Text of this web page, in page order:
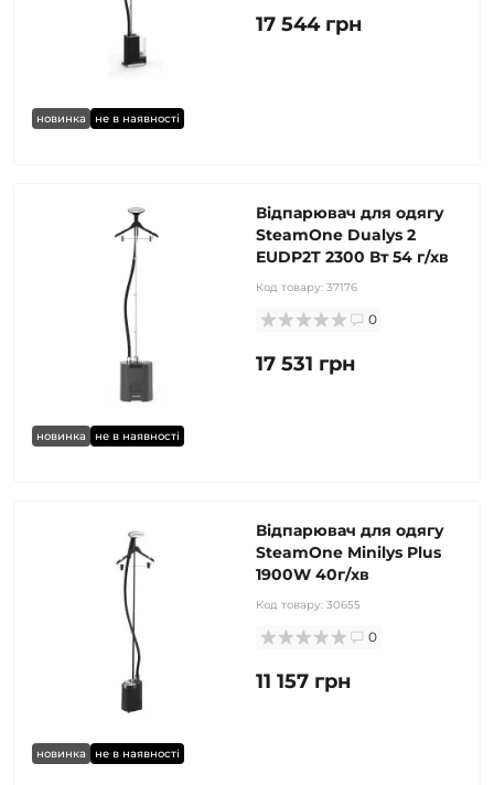
новинка не в наявності
17 544 грн
новинка не в наявності
Відпарювач для одягу
SteamOne Dualys 2
EUDP2T 2300 Вт 54 г/хв
Код товару: 37176
0
17 531 грн
новинка не в наявності
Відпарювач для одягу
SteamOne Minilys Plus
1900W 40г/хв
Код товару: 30655
0
11 157 грн